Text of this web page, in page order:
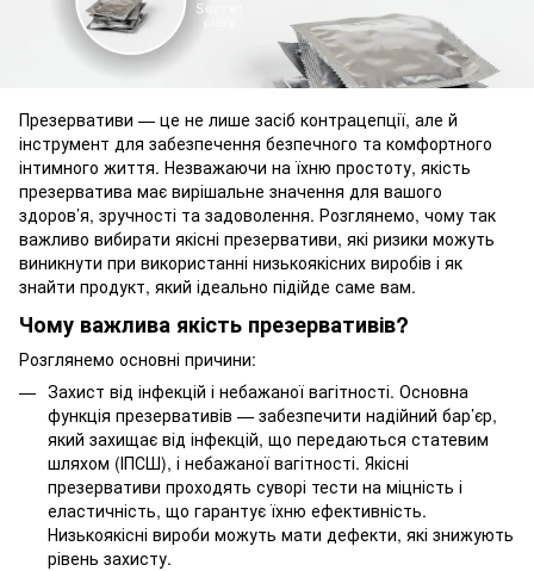
Презервативи — це не лише засіб контрацепції, але й
інструмент для забезпечення безпечного та комфортного
інтимного життя. Незважаючи на їхню простоту, якість
презерватива має вирішальне значення для вашого
здоров’я, зручності та задоволення. Розглянемо, чому так
важливо вибирати якісні презервативи, які ризики можуть
виникнути при використанні низькоякісних виробів і як
знайти продукт, який ідеально підійде саме вам.
Чому важлива якість презервативів?
Розглянемо основні причини:
Захист від інфекцій і небажаної вагітності. Основна
функція презервативів — забезпечити надійний бар’єр,
який захищає від інфекцій, що передаються статевим
шляхом (ІПСШ), і небажаної вагітності. Якісні
презервативи проходять суворі тести на міцність і
еластичність, що гарантує їхню ефективність.
Низькоякісні вироби можуть мати дефекти, які знижують
рівень захисту.